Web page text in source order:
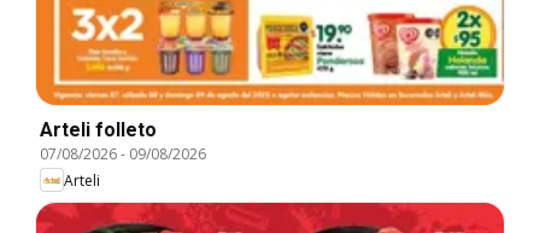
Arteli folleto
07/08/2026- 09/08/2026
Arteli